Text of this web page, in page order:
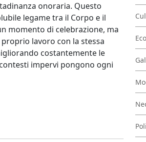
onoraria. Questo
legame tra il Corpo e il
momento di celebrazione, ma
lavoro con la stessa
costantemente le
impervi pongono ogni